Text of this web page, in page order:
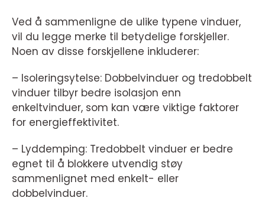
Ved å sammenligne de ulike typene vinduer,
vil du legge merke til betydelige forskjeller.
Noen av disse forskjellene inkluderer:
– Isoleringsytelse: Dobbelvinduer og tredobbelt
vinduer tilbyr bedre isolasjon enn
enkeltvinduer, som kan være viktige faktorer
for energieffektivitet.
– Lyddemping: Tredobbelt vinduer er bedre
egnet til å blokkere utvendig støy
sammenlignet med enkelt- eller
dobbelvinduer.